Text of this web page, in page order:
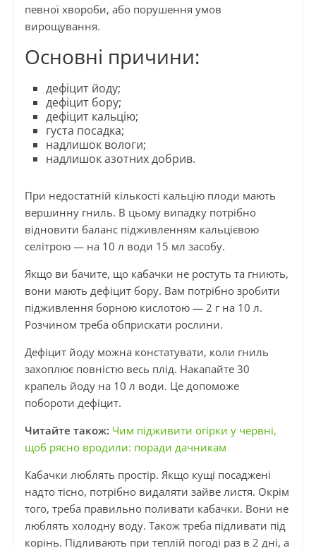
певної хвороби, або порушення умов
вирощування.
Основні причини:
дефіцит йоду;
дефіцит бору;
дефіцит кальцію;
густа посадка;
надлишок вологи;
надлишок азотних добрив.
При недостатній кількості кальцію плоди мають
вершинну гниль. В цьому випадку потрібно
відновити баланс підживленням кальцієвою
селітрою — на 10 л води 15 мл засобу.
Якщо ви бачите, що кабачки не ростуть та гниють,
вони мають дефіцит бору. Вам потрібно зробити
підживлення борною кислотою — 2 г на 10 л.
Розчином треба обприскати рослини.
Дефіцит йоду можна констатувати, коли гниль
захоплює повністю весь плід. Накапайте 30
крапель йоду на 10 л води. Це допоможе
побороти дефіцит.
Читайте також: Чим підживити огірки у червні,
щоб рясно вродили: поради дачникам
Кабачки люблять простір. Якщо кущі посаджені
надто тісно, потрібно видаляти зайве листя. Окрім
того, треба правильно поливати кабачки. Вони не
люблять холодну воду. Також треба підливати під
корінь. Підливають при теплій погоді раз в 2 дні, а